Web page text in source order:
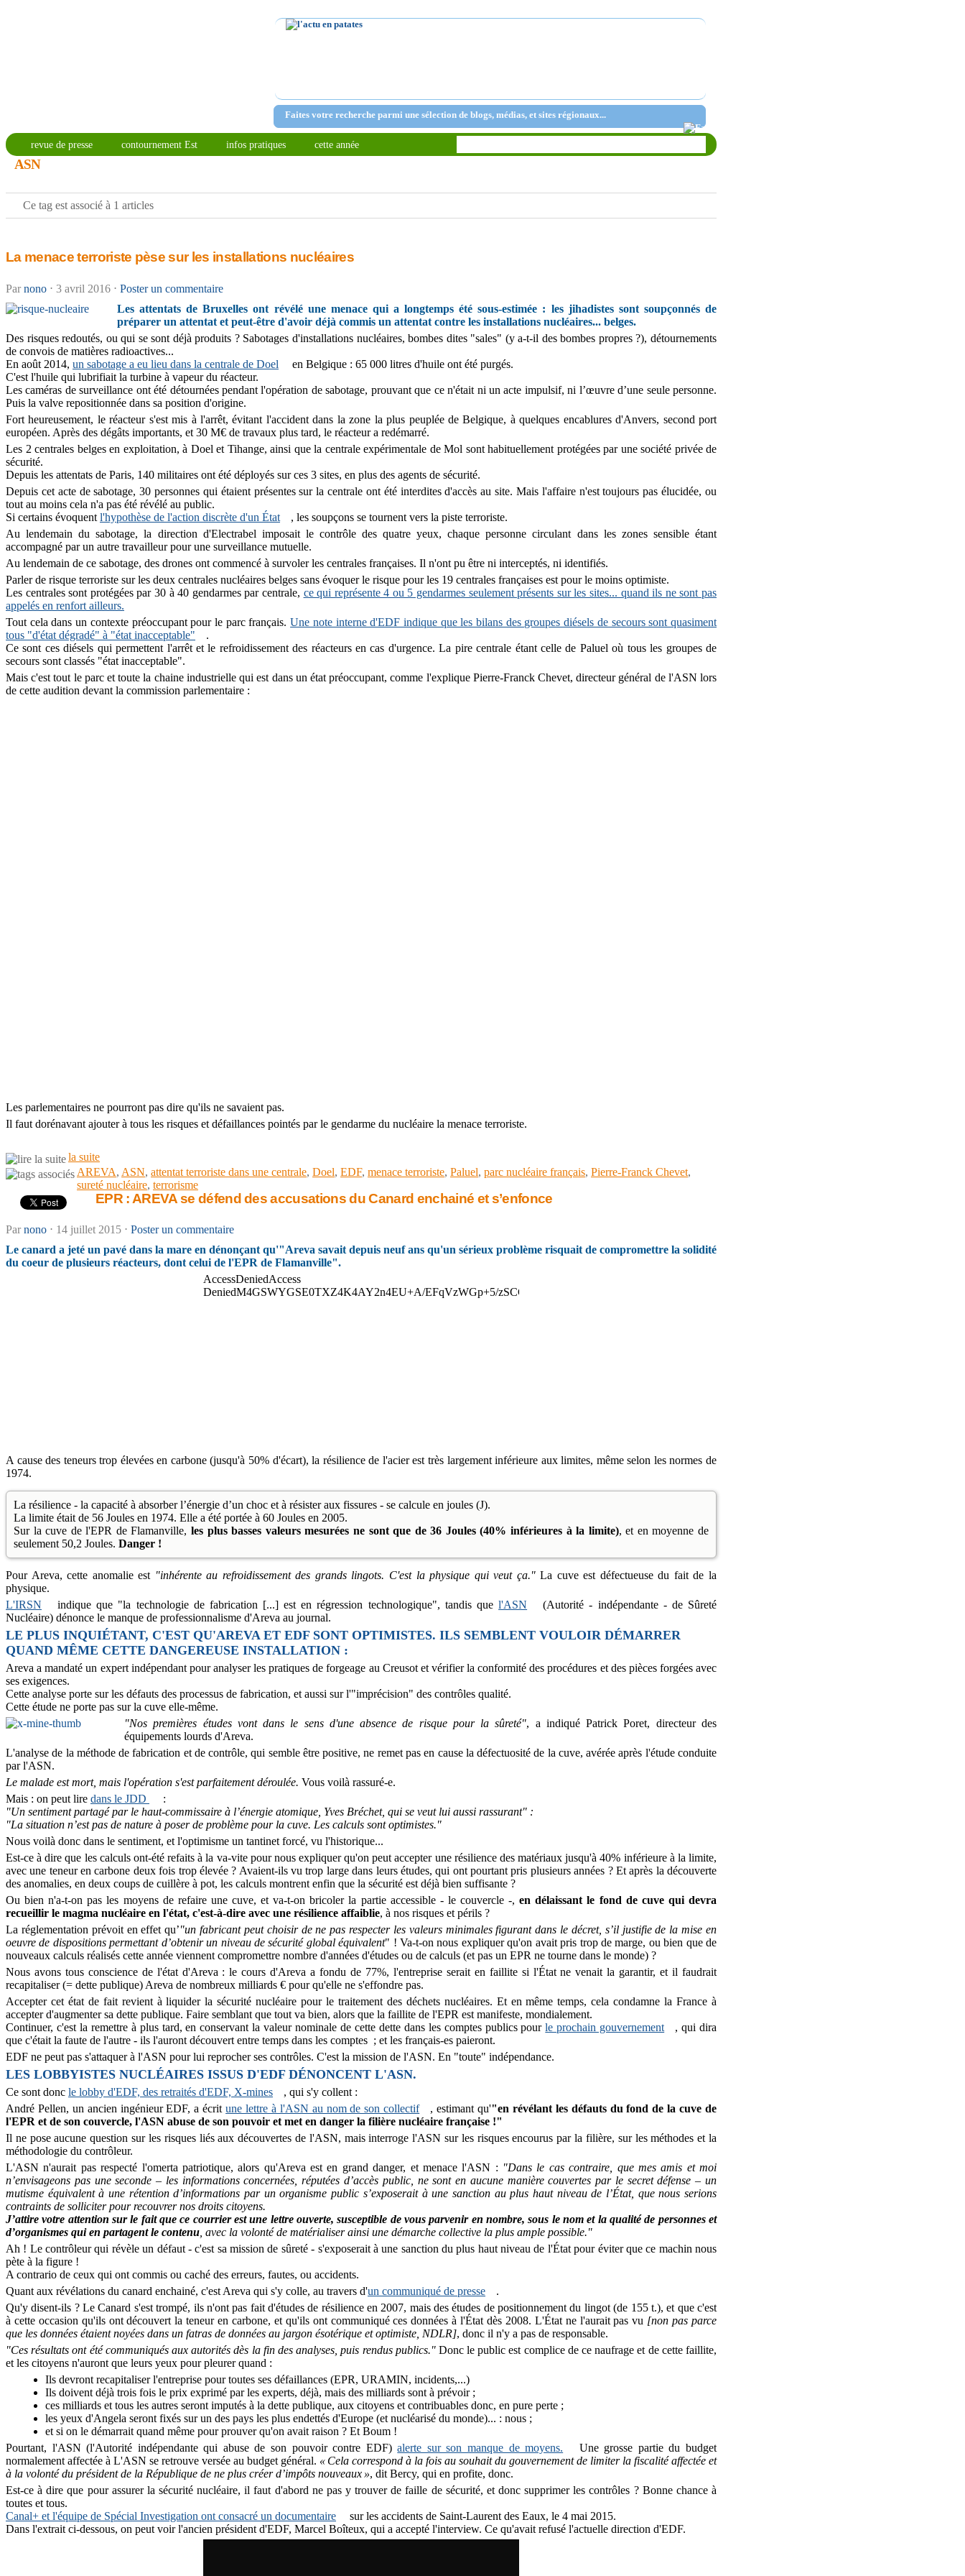
Faites votre recherche parmi une sélection de blogs, médias, et sites régionaux...
revue de presse contournement Est infos pratiques cette année
ASN
Ce tag est associé à 1 articles
La menace terroriste pèse sur les installations nucléaires
Par nono ⋅ 3 avril 2016 ⋅ Poster un commentaire
Les attentats de Bruxelles ont révélé une menace qui a longtemps été sous-estimée : les jihadistes sont soupçonnés de
préparer un attentat et peut-être d'avoir déjà commis un attentat contre les installations nucléaires... belges.
Des risques redoutés, ou qui se sont déjà produits ? Sabotages d'installations nucléaires, bombes dites "sales" (y a-t-il des bombes propres ?), détournements
de convois de matières radioactives...
En août 2014, un sabotage a eu lieu dans la centrale de Doel
en Belgique : 65 000 litres d'huile ont été purgés.
C'est l'huile qui lubrifiait la turbine à vapeur du réacteur.
Les caméras de surveillance ont été détournées pendant l'opération de sabotage, prouvant que ce n'était ni un acte impulsif, ni l’œuvre d’une seule personne.
Puis la valve repositionnée dans sa position d'origine.
Fort heureusement, le réacteur s'est mis à l'arrêt, évitant l'accident dans la zone la plus peuplée de Belgique, à quelques encablures d'Anvers, second port
européen. Après des dégâts importants, et 30 M€ de travaux plus tard, le réacteur a redémarré.
Les 2 centrales belges en exploitation, à Doel et Tihange, ainsi que la centrale expérimentale de Mol sont habituellement protégées par une société privée de
sécurité.
Depuis les attentats de Paris, 140 militaires ont été déployés sur ces 3 sites, en plus des agents de sécurité.
Depuis cet acte de sabotage, 30 personnes qui étaient présentes sur la centrale ont été interdites d'accès au site. Mais l'affaire n'est toujours pas élucidée, ou
tout au moins cela n'a pas été révélé au public.
Si certains évoquent l'hypothèse de l'action discrète d'un État
, les soupçons se tournent vers la piste terroriste.
Au lendemain du sabotage, la direction d'Electrabel imposait le contrôle des quatre yeux, chaque personne circulant dans les zones sensible étant
accompagné par un autre travailleur pour une surveillance mutuelle.
Au lendemain de ce sabotage, des drones ont commencé à survoler les centrales françaises. Il n'ont pu être ni interceptés, ni identifiés.
Parler de risque terroriste sur les deux centrales nucléaires belges sans évoquer le risque pour les 19 centrales françaises est pour le moins optimiste.
Les centrales sont protégées par 30 à 40 gendarmes par centrale, ce qui représente 4 ou 5 gendarmes seulement présents sur les sites... quand ils ne sont pas
appelés en renfort ailleurs.
Tout cela dans un contexte préoccupant pour le parc français.Une note interne d'EDF indique que les bilans des groupes diésels de secours sont quasiment
tous "d'état dégradé" à "état inacceptable"
.
Ce sont ces diésels qui permettent l'arrêt et le refroidissement des réacteurs en cas d'urgence. La pire centrale étant celle de Paluel où tous les groupes de
secours sont classés "état inacceptable".
Mais c'est tout le parc et toute la chaine industrielle qui est dans un état préoccupant, comme l'explique Pierre-Franck Chevet, directeur général de l'ASN lors
de cette audition devant la commission parlementaire :
Les parlementaires ne pourront pas dire qu'ils ne savaient pas.
Il faut dorénavant ajouter à tous les risques et défaillances pointés par le gendarme du nucléaire la menace terroriste.
la suite
AREVA, ASN, attentat terroriste dans une centrale, Doel, EDF, menace terroriste, Paluel, parc nucléaire français, Pierre-Franck Chevet,
sureté nucléaire, terrorisme
EPR : AREVA se défend des accusations du Canard enchainé et s’enfonce
Par nono ⋅ 14 juillet 2015 ⋅ Poster un commentaire
Le canard a jeté un pavé dans la mare en dénonçant qu'"Areva savait depuis neuf ans qu'un sérieux problème risquait de compromettre la solidité
du coeur de plusieurs réacteurs, dont celui de l'EPR de Flamanville".
A cause des teneurs trop élevées en carbone (jusqu'à 50% d'écart), la résilience de l'acier est très largement inférieure aux limites, même selon les normes de
1974.
La résilience - la capacité à absorber l’énergie d’un choc et à résister aux fissures - se calcule en joules (J).
La limite était de 56 Joules en 1974. Elle a été portée à 60 Joules en 2005.
Sur la cuve de l'EPR de Flamanville,les plus basses valeurs mesurées ne sont que de 36 Joules (40% inférieures à la limite), et en moyenne de
seulement 50,2 Joules. Danger !
Pour Areva, cette anomalie est "inhérente au refroidissement des grands lingots. C'est la physique qui veut ça."La cuve est défectueuse du fait de la
physique.
L'IRSN
indique que "la technologie de fabrication [...] est en régression technologique", tandis quel'ASN
(Autorité - indépendante - de Sûreté
Nucléaire) dénonce le manque de professionnalisme d'Areva au journal.
LE PLUS INQUIÉTANT, C'EST QU'AREVA ET EDF SONT OPTIMISTES. ILS SEMBLENT VOULOIR DÉMARRER
QUAND MÊME CETTE DANGEREUSE INSTALLATION :
Areva a mandaté un expert indépendant pour analyser les pratiques de forgeage au Creusot et vérifier la conformité des procédures et des pièces forgées avec
ses exigences.
Cette analyse porte sur les défauts des processus de fabrication, et aussi sur l'"imprécision" des contrôles qualité.
Cette étude ne porte pas sur la cuve elle-même.
"Nos premières études vont dans le sens d'une absence de risque pour la sûreté", a indiqué Patrick Poret, directeur des
équipements lourds d'Areva.
L'analyse de la méthode de fabrication et de contrôle, qui semble être positive, ne remet pas en cause la défectuosité de la cuve, avérée après l'étude conduite
par l'ASN.
Le malade est mort, mais l'opération s'est parfaitement déroulée. Vous voilà rassuré-e.
Mais : on peut lire dans le JDD
:
"Un sentiment partagé par le haut-commissaire à l’énergie atomique, Yves Bréchet, qui se veut lui aussi rassurant" :
"La situation n’est pas de nature à poser de problème pour la cuve. Les calculs sont optimistes."
Nous voilà donc dans le sentiment, et l'optimisme un tantinet forcé, vu l'historique...
Est-ce à dire que les calculs ont-été refaits à la va-vite pour nous expliquer qu'on peut accepter une résilience des matériaux jusqu'à 40% inférieure à la limite,
avec une teneur en carbone deux fois trop élevée ? Avaient-ils vu trop large dans leurs études, qui ont pourtant pris plusieurs années ? Et après la découverte
des anomalies, en deux coups de cuillère à pot, les calculs montrent enfin que la sécurité est déjà bien suffisante ?
Ou bien n'a-t-on pas les moyens de refaire une cuve, et va-t-on bricoler la partie accessible - le couvercle -,en délaissant le fond de cuve qui devra
recueillir le magma nucléaire en l'état, c'est-à-dire avec une résilience affaiblie, à nos risques et périls ?
La réglementation prévoit en effet qu’"un fabricant peut choisir de ne pas respecter les valeurs minimales figurant dans le décret, s’il justifie de la mise en
oeuvre de dispositions permettant d’obtenir un niveau de sécurité global équivalent" ! Va-t-on nous expliquer qu'on avait pris trop de marge, ou bien que de
nouveaux calculs réalisés cette année viennent compromettre nombre d'années d'études ou de calculs (et pas un EPR ne tourne dans le monde) ?
Nous avons tous conscience de l'état d'Areva : le cours d'Areva a fondu de 77%, l'entreprise serait en faillite si l'État ne venait la garantir, et il faudrait
recapitaliser (= dette publique) Areva de nombreux milliards € pour qu'elle ne s'effondre pas.
Accepter cet état de fait revient à liquider la sécurité nucléaire pour le traitement des déchets nucléaires. Et en même temps, cela condamne la France à
accepter d'augmenter sa dette publique. Faire semblant que tout va bien, alors que la faillite de l'EPR est manifeste, mondialement.
Continuer, c'est la remettre à plus tard, en conservant la valeur nominale de cette dette dans les comptes publics pourle prochain gouvernement
, qui dira
que c'était la faute de l'autre - ils l'auront découvert entre temps dans les comptes ; et les français-es paieront.
EDF ne peut pas s'attaquer à l'ASN pour lui reprocher ses contrôles. C'est la mission de l'ASN. En "toute" indépendance.
LES LOBBYISTES NUCLÉAIRES ISSUS D'EDF DÉNONCENT L'ASN.
Ce sont donc le lobby d'EDF, des retraités d'EDF, X-mines
, qui s'y collent :
André Pellen, un ancien ingénieur EDF, a écritune lettre à l'ASN au nom de son collectif , estimant qu'"en révélant les défauts du fond de la cuve de
l'EPR et de son couvercle, l'ASN abuse de son pouvoir et met en danger la filière nucléaire française !"
Il ne pose aucune question sur les risques liés aux découvertes de l'ASN, mais interroge l'ASN sur les risques encourus par la filière, sur les méthodes et la
méthodologie du contrôleur.
L'ASN n'aurait pas respecté l'omerta patriotique, alors qu'Areva est en grand danger, et menace l'ASN : "Dans le cas contraire, que mes amis et moi
n’envisageons pas une seconde – les informations concernées, réputées d’accès public, ne sont en aucune manière couvertes par le secret défense – un
mutisme équivalent à une rétention d’informations par un organisme public s’exposerait à une sanction au plus haut niveau de l’État, que nous serions
contraints de solliciter pour recouvrer nos droits citoyens.
J’attire votre attention sur le fait que ce courrier est une lettre ouverte, susceptible de vous parvenir en nombre, sous le nom et la qualité de personnes et
d’organismes qui en partagent le contenu , avec la volonté de matérialiser ainsi une démarche collective la plus ample possible."
Ah ! Le contrôleur qui révèle un défaut - c'est sa mission de sûreté - s'exposerait à une sanction du plus haut niveau de l'État pour éviter que ce machin nous
pète à la figure !
A contrario de ceux qui ont commis ou caché des erreurs, fautes, ou accidents.
Quant aux révélations du canard enchainé, c'est Areva qui s'y colle, au travers d'un communiqué de presse
.
Qu'y disent-ils ? Le Canard s'est trompé, ils n'ont pas fait d'études de résilience en 2007, mais des études de positionnement du lingot (de 155 t.), et que c'est
à cette occasion qu'ils ont découvert la teneur en carbone, et qu'ils ont communiqué ces données à l'État dès 2008. L'État ne l'aurait pas vu [non pas parce
que les données étaient noyées dans un fatras de données au jargon ésotérique et optimiste, NDLR], donc il n'y a pas de responsable.
"Ces résultats ont été communiqués aux autorités dès la fin des analyses, puis rendus publics."Donc le public est complice de ce naufrage et de cette faillite,
et les citoyens n'auront que leurs yeux pour pleurer quand :
Ils devront recapitaliser l'entreprise pour toutes ses défaillances (EPR, URAMIN, incidents,...)
Ils doivent déjà trois fois le prix exprimé par les experts, déjà, mais des milliards sont à prévoir ;
ces milliards et tous les autres seront imputés à la dette publique, aux citoyens et contribuables donc, en pure perte ;
les yeux d'Angela seront fixés sur un des pays les plus endettés d'Europe (et nucléarisé du monde)... : nous ;
et si on le démarrait quand même pour prouver qu'on avait raison ? Et Boum !
Pourtant, l'ASN (l'Autorité indépendante qui abuse de son pouvoir contre EDF)alerte sur son manque de moyens.
Une grosse partie du budget
normalement affectée à L'ASN se retrouve versée au budget général. « Cela correspond à la fois au souhait du gouvernement de limiter la fiscalité affectée et
à la volonté du président de la République de ne plus créer d’impôts nouveaux », dit Bercy, qui en profite, donc.
Est-ce à dire que pour assurer la sécurité nucléaire, il faut d'abord ne pas y trouver de faille de sécurité, et donc supprimer les contrôles ? Bonne chance à
toutes et tous.
Canal+ et l'équipe de Spécial Investigation ont consacré un documentaire
sur les accidents de Saint-Laurent des Eaux, le 4 mai 2015.
Dans l'extrait ci-dessous, on peut voir l'ancien président d'EDF, Marcel Boîteux, qui a accepté l'interview. Ce qu'avait refusé l'actuelle direction d'EDF.